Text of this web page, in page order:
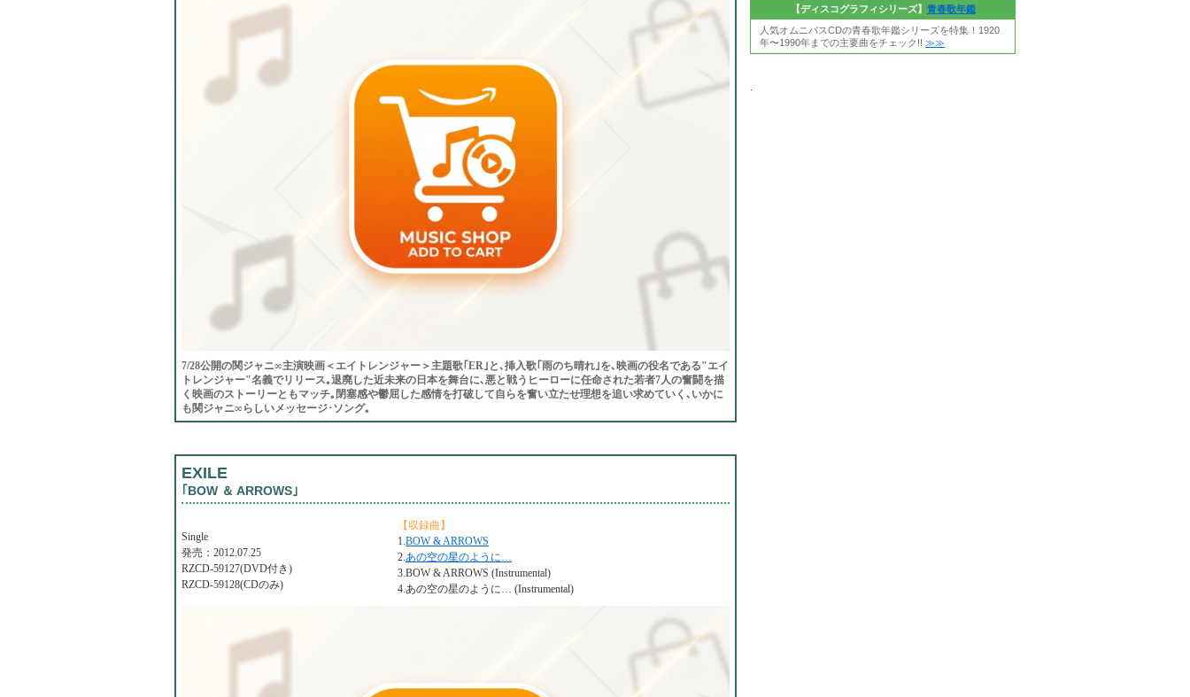
7/28公開の関ジャニ∞主演映画＜エイトレンジャー＞主題歌｢ER｣と､挿入歌｢雨のち晴れ｣を､映画の役名である"エイ
トレンジャー"名義でリリース｡退廃した近未来の日本を舞台に､悪と戦うヒーローに任命された若者7人の奮闘を描
く映画のストーリーともマッチ｡閉塞感や鬱屈した感情を打破して自らを奮い立たせ理想を追い求めていく､いかに
も関ジャニ∞らしいメッセージ･ソング｡
EXILE
｢BOW ＆ ARROWS｣
【収録曲】
1.BOW & ARROWS
2.あの空の星のように…
3.BOW & ARROWS (Instrumental)
4.あの空の星のように… (Instrumental)
Single
発売：2012.07.25
RZCD-59127(DVD付き)
RZCD-59128(CDのみ)
【ディスコグラフィシリーズ】 青春歌年鑑
人気オムニバスCDの青春歌年鑑シリーズを特集！1920
年〜1990年までの主要曲をチェック!! ≫≫
.